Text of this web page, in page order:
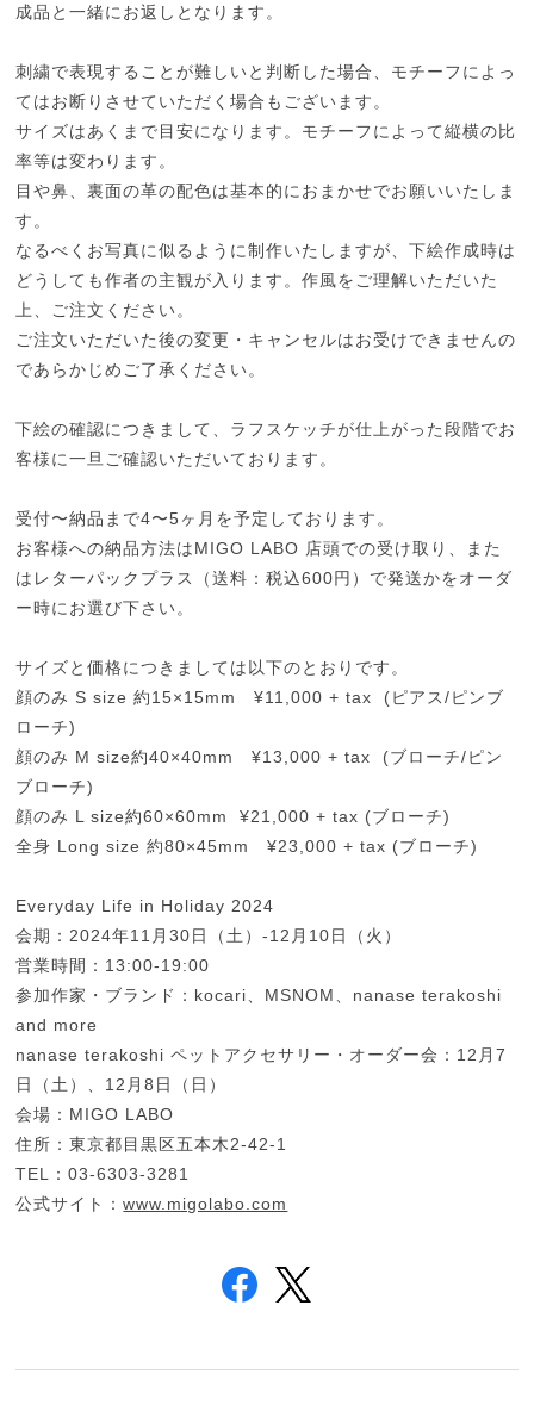
成品と一緒にお返しとなります。
刺繍で表現することが難しいと判断した場合、モチーフによっ
てはお断りさせていただく場合もございます。
サイズはあくまで目安になります。モチーフによって縦横の比
率等は変わります。
目や鼻、裏面の革の配色は基本的におまかせでお願いいたしま
す。
なるべくお写真に似るように制作いたしますが、下絵作成時は
どうしても作者の主観が入ります。作風をご理解いただいた
上、ご注文ください。
ご注文いただいた後の変更・キャンセルはお受けできませんの
であらかじめご了承ください。
下絵の確認につきまして、ラフスケッチが仕上がった段階でお
客様に一旦ご確認いただいております。
受付〜納品まで4〜5ヶ月を予定しております。
お客様への納品方法はMIGO LABO 店頭での受け取り、また
はレターパックプラス（送料：税込600円）で発送かをオーダ
ー時にお選び下さい。
サイズと価格につきましては以下のとおりです。
顔のみ S size 約15×15mm ¥11,000 + tax (ピアス/ピンブ
ローチ)
顔のみ M size約40×40mm ¥13,000 + tax (ブローチ/ピン
ブローチ)
顔のみ L size約60×60mm ¥21,000 + tax (ブローチ)
全身 Long size 約80×45mm ¥23,000 + tax (ブローチ)
Everyday Life in Holiday 2024
会期：2024年11月30日（土）-12月10日（火）
営業時間：13:00-19:00
参加作家・ブランド：kocari、MSNOM、nanase terakoshi
and more
nanase terakoshi ペットアクセサリー・オーダー会：12月7
日（土）、12月8日（日）
会場：MIGO LABO
住所：東京都目黒区五本木2-42-1
TEL：03-6303-3281
公式サイト：www.migolabo.com